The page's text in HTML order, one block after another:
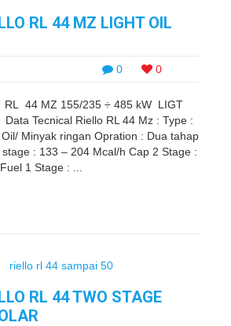
RL 44 MZ LIGHT OIL
0 0
RL 44 MZ 155/235 ÷ 485 kW LIGT
Tecnical Riello RL 44 Mz : Type :
Minyak ringan Opration : Dua tahap
: 133 – 204 Mcal/h Cap 2 Stage :
1 Stage : ...
RL 44 TWO STAGE